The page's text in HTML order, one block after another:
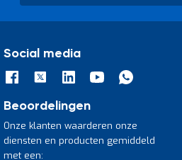
op
onze
Social media
Beoordelingen
Onze klanten waarderen onze
diensten en producten gemiddeld
met een: